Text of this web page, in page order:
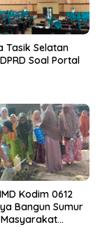
Tasik Selatan
Soal Portal
Kodim 0612
Bangun Sumur